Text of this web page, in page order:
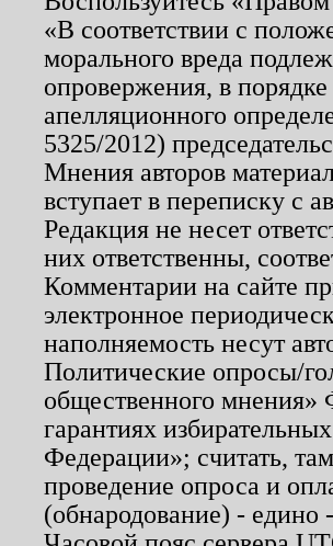
«В соответствии с
морального вреда
опровержения, в
апелляционного
5325/2012)
Мнения авторов
вступает в переписку с
Редакция не несет
них ответственны,
Комментарии на сайте
электронное
наполняемость несут
Политические опросы/
общественного мнения»
гарантиях
Федерации»; считать,
проведение опроса и
(обнародование) - едино